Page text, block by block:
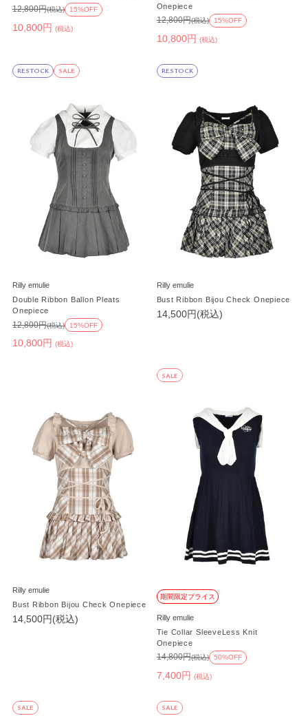
10,800円 (税込)
12,800円(税込) 15%OFF
Onepiece
10,800円 (税込)
12,800円(税込) 15%OFF
RESTOCK SALE
Rilly emulie
Double Ribbon Ballon Pleats
Onepiece
10,800円 (税込)
12,800円(税込) 15%OFF
RESTOCK
Rilly emulie
Bust Ribbon Bijou Check Onepiece
14,500円(税込)
Rilly emulie
Bust Ribbon Bijou Check Onepiece
14,500円(税込)
SALE
期間限定プライス
Rilly emulie
Tie Collar SleeveLess Knit
Onepiece
7,400円 (税込)
14,800円(税込) 50%OFF
SALE SALE